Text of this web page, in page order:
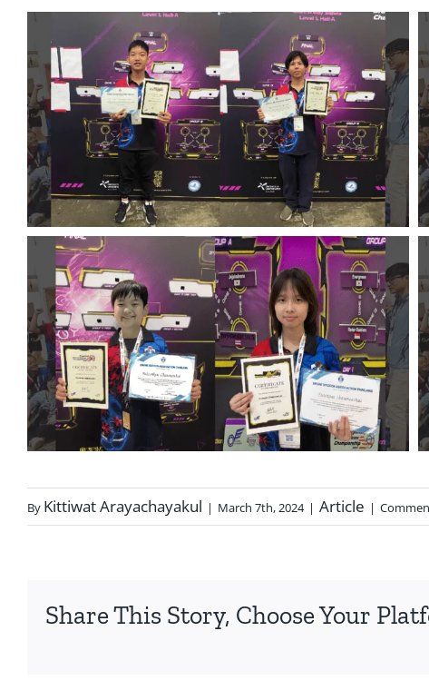
By Kittiwat Arayachayakul | March 7th, 2024 | Article |
Share This Story, Choose Your